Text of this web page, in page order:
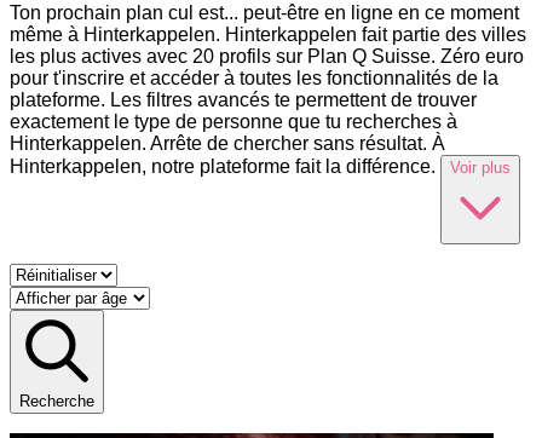
Ton prochain plan cul est... peut-être en ligne en ce moment
même à Hinterkappelen. Hinterkappelen fait partie des villes
les plus actives avec 20 profils sur Plan Q Suisse. Zéro euro
pour t'inscrire et accéder à toutes les fonctionnalités de la
plateforme. Les filtres avancés te permettent de trouver
exactement le type de personne que tu recherches à
Hinterkappelen. Arrête de chercher sans résultat. À
Hinterkappelen, notre plateforme fait la différence.
Voir plus
Recherche